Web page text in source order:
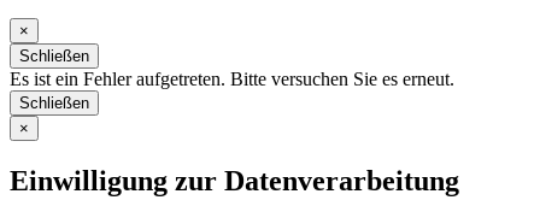
×
Schließen
Es ist ein Fehler aufgetreten. Bitte versuchen Sie es erneut.
Schließen
×
Einwilligung zur Datenverarbeitung